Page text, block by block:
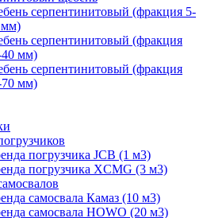
серпентинитовый (фракция 5-
мм)
серпентинитовый (фракция
40 мм)
серпентинитовый (фракция
70 мм)
погрузчика JCB (1 м3)
погрузчика XCMG (3 м3)
самосвала Камаз (10 м3)
самосвала HOWO (20 м3)